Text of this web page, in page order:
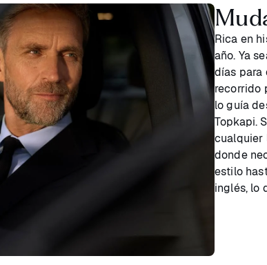
Rica en
año. Ya
días para
recorrido
lo guía
Topkapi.
cualquier
donde
estilo
inglés, lo